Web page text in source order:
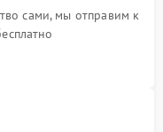
сами, мы отправим к